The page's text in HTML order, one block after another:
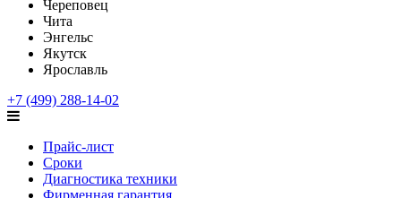
Череповец
Чита
Энгельс
Якутск
Ярославль
+7 (499) 288-14-02
Прайс-лист
Сроки
Диагностика техники
Фирменная гарантия